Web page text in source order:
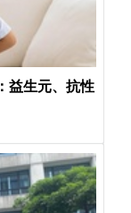
益生元、抗性